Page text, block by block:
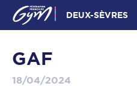
DEUX-SÈVRES
GAF
18/04/2024